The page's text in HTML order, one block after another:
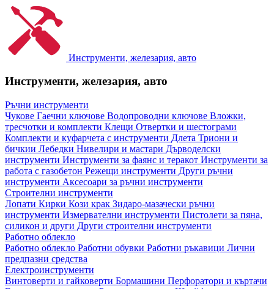
Инструменти, железария, авто
Инструменти, железария, авто
Ръчни инструменти
Чукове Гаечни ключове Водопроводни ключове Вложки,
тресчотки и комплекти Клещи Отвертки и шестограми
Комплекти и куфарчета с инструменти Длета Триони и
бичкии Лебедки Нивелири и мастари Дърводелски
инструменти Инструменти за фаянс и теракот Инструменти за
работа с газобетон Режещи инструменти Други ръчни
инструменти Аксесоари за ръчни инструменти
Строителни инструменти
Лопати Кирки Кози крак Зидаро-мазачески ръчни
инструменти Измервателни инструменти Пистолети за пяна,
силикон и други Други строителни инструменти
Работно облекло
Работно облекло Работни обувки Работни ръкавици Лични
предпазни средства
Електроинструменти
Винтоверти и гайковерти Бормашини Перфоратори и къртачи